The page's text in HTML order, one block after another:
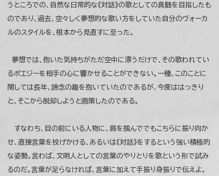
うところでの、自然な日常的な《対話》の歌としての真髄を目指したも
のであり、過去、空々しく夢想的な歌い方をしていた自分のヴォーカ
ルのスタイルを、根本から見直すに至った。
夢想では、抱いた気持ちがただ空中に漂うだけで、その歌われてい
るポエジーを相手の心に響かせることができない。一種、このことに
関しては長年、諦念の趣を抱いていたのであるが、今度ははっきり
と、そこから脱却しようと画策したのである。
すなわち、目の前にいる人物に、肩を掴んででもこちらに振り向か
せ、直接言葉を投げかける、あるいは《対話》をするという強い積極的
な姿勢。言わば、文明人としての言葉のやりとりを歌という形で試み
るのだ。言葉が足らなければ、言葉に加えて手振り身振りで伝えよ。